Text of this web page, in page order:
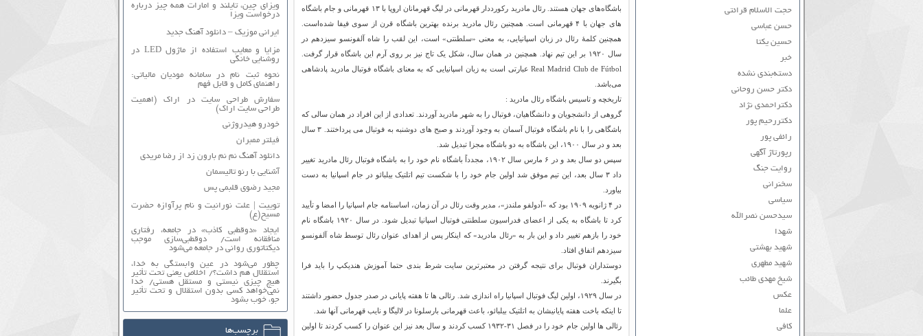
باشگاه‌های جهان هستند. رئال مادرید رکورددار قهرمانی در لیگ قهرمانان اروپا با ۱۳ قهرمانی و جام باشگاه
های جهان با ۴ قهرمانی است. همچنین رئال مادرید برنده بهترین باشگاه قرن از سوی فیفا شده‌است.
همچنین کلمهٔ رئال در زبان اسپانیایی، به معنی «سلطنتی» است، این لقب را شاه آلفونسو سیزدهم در
سال ۱۹۲۰ بر این تیم نهاد. همچنین در همان سال، شکل یک تاج نیز بر روی آرم این باشگاه قرار گرفت.
Real Madrid Club de Fútbol عبارتی است به زبان اسپانیایی که به معنای باشگاه فوتبال مادرید پادشاهی
می‌باشد.
تاریخچه و تاسیس باشگاه رئال مادرید :
گروهی از دانشجویان و دانشگاهیان، فوتبال را به شهر مادرید آوردند. تعدادی از این افراد در همان سالی که
باشگاهی را با نام باشگاه فوتبال آسمان به وجود آوردند و صبح های دوشنبه به فوتبال می پرداختند. ۳ سال
بعد و در سال ۱۹۰۰، این باشگاه به دو باشگاه مجزا تبدیل شد.
سپس دو سال بعد و در ۶ مارس سال ۱۹۰۲، مجدداً باشگاه نام خود را به باشگاه فوتبال رئال مادرید تغییر
داد ۳ سال بعد، این تیم موفق شد اولین جام خود را با شکست تیم اتلتیک بیلبائو در جام اسپانیا به دست
بیاورد.
در ۴ ژانویه ۱۹۰۹ بود که «آدولفو ملندز»، مدیر وقت رئال در آن زمان، اساسنامه جام اسپانیا را امضا و تأیید
کرد تا باشگاه به یکی از اعضای فدراسیون سلطنتی فوتبال اسپانیا تبدیل شود. در سال ۱۹۲۰ باشگاه نام
خود را بازهم تغییر داد و این بار به «رئال مادرید» که اینکار پس از اهدای عنوان رئال توسط شاه آلفونسو
سیزدهم اتفاق افتاد.
دوستداران فوتبال برای نتیجه گرفتن در معتبرترین سایت شرط بندی حتما آموزش هندیکپ را باید فرا
بگیرند.
در سال ۱۹۲۹، اولین لیگ فوتبال اسپانیا راه اندازی شد. رئالی ها تا هفته پایانی در صدر جدول حضور داشتند
تا اینکه باخت هفته پایانیشان به اتلتیک بیلبائو، باعث قهرمانی بارسلونا در لالیگا و نایب قهرمانی آنها شد.
رئالی ها اولین جام خود را در فصل ۳۱-۱۹۳۲ کسب کردند و سال بعد نیز این عنوان را کسب کردند تا اولین
حجت الاسلام قرائتی
حسن عباسی
حسین یکتا
خبر
دسته‌بندی نشده
دکتر حسن روحانی
دکتراحمدی نژاد
دکتررحیم پور
رائفی پور
رپورتاژ آگهی
روایت جنگ
سخنرانی
سیاسی
سیدحسن نصرالله
شهدا
شهید بهشتی
شهید مطهری
شیخ مهدی طائب
عکس
علما
کافی
ویزای چین، تایلند و امارات همه چیز درباره
درخواست ویزا
ایرانی موزیک – دانلود آهنگ جدید
مزایا و معایب استفاده از ماژول LED در
روشنایی خانگی
نحوه ثبت نام در سامانه مودیان مالیاتی:
راهنمای کامل و قابل فهم
سفارش طراحی سایت در اراک (اهمیت
طراحی سایت اراک)
خودرو هیدروژنی
فیلتر ممبران
دانلود آهنگ نم نم بارون زد از رضا مریدی
آشنایی با رنو تالیسمان
مجید رضوی قلبمی پس
توییت | علت نورانیت و نام پرآوازه حضرت
مسیح(ع)
ایجاد «دوقطبی کاذب» در جامعه، رفتاری
منافقانه است/ دوقطبی‌سازی موجب
دیکتاتوری روانی در جامعه می‌شود
چطور می‌شود در عین وابستگی به خدا،
استقلال هم داشت؟/ اخلاص یعنی تحت تأثیر
هیچ چیزی نیستی و مستقل هستی/ خدا
نمی‌خواهد کسی بدون استقلال و تحت تأثیر
جوّ، خوب بشود
برچسب‌ها